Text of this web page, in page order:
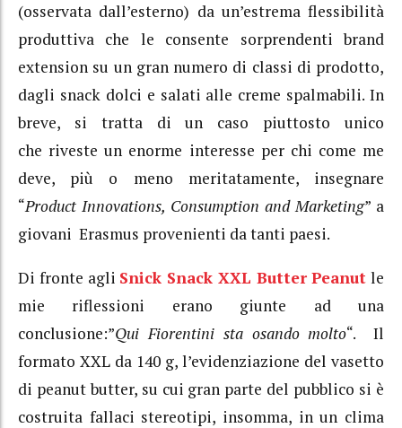
(osservata dall’esterno) da un’estrema flessibilità
produttiva che le consente sorprendenti brand
extension su un gran numero di classi di prodotto,
dagli snack dolci e salati alle creme spalmabili. In
breve, si tratta di un caso piuttosto unico
che riveste un enorme interesse per chi come me
deve, più o meno meritatamente, insegnare
“Product Innovations, Consumption and Marketing” a
giovani Erasmus provenienti da tanti paesi.
Di fronte agli Snick Snack XXL Butter Peanut le
mie riflessioni erano giunte ad una
conclusione:”Qui Fiorentini sta osando molto“. Il
formato XXL da 140 g, l’evidenziazione del vasetto
di peanut butter, su cui gran parte del pubblico si è
costruita fallaci stereotipi, insomma, in un clima